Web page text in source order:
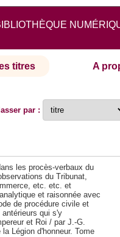
titres A
par :
les procès-verbaux du
du Tribunat,
etc. etc. et
et raisonnée avec
de procédure civile et
qui s'y
et Roi / par J.-G.
Légion d'honneur. Tome